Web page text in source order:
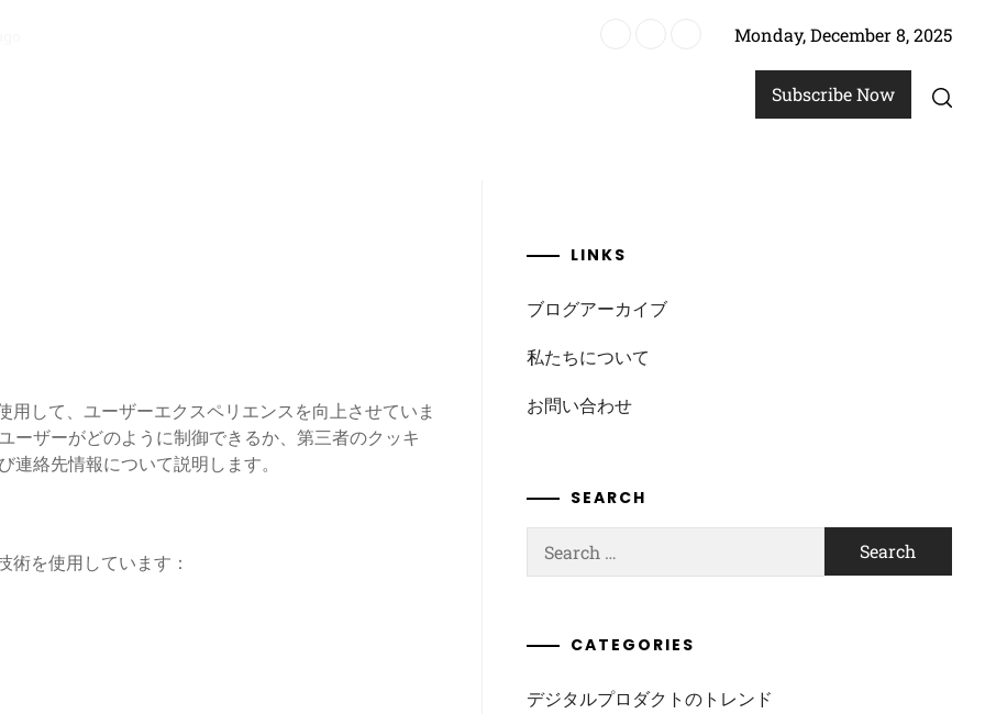
Monday, December 8, 2025
Subscribe Now
して、ユーザーエクスペリエンスを向上させていま
ーザーがどのように制御できるか、第三者のクッキ
絡先情報について説明します。
を使用しています：
LINKS
ブログアーカイブ
私たちについて
お問い合わせ
SEARCH
for:
CATEGORIES
デジタルプロダクトのトレンド